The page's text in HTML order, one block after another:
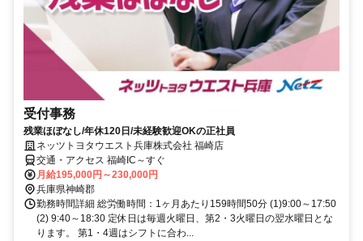
受付事務
残業ほぼなし/年休120日/未経験歓迎OKの正社員
ネッツトヨタウエスト兵庫株式会社 福崎店
交通・アクセス 福崎IC～すぐ
月給195,000円～230,000円
兵庫県神崎郡
勤務時間詳細 総労働時間：1ヶ月あたり159時間50分 (1)9:00～17:50
(2) 9:40～18:30 定休日は毎週火曜日、第2・3火曜日の翌水曜日とな
ります。 第1・4週はシフトに合わ...